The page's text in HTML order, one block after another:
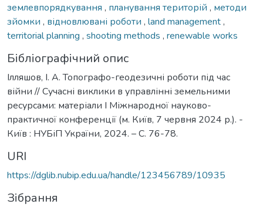
землевпорядкування , планування територій , методи
зйомки , відновлювані роботи , land management,
territorial planning , shooting methods , renewable works
Бібліографічний опис
Ілляшов, І. А. Топографо-геодезичні роботи під час
війни // Сучасні виклики в управлінні земельними
ресурсами: матеріали І Міжнародної науково-
практичної конференції (м. Київ, 7 червня 2024 р.). -
Київ : НУБіП України, 2024. – С. 76-78.
URI
https://dglib.nubip.edu.ua/handle/123456789/10935
Зібрання